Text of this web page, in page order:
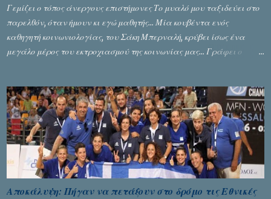
Γεμίζει ο τόπος άνεργους επιστήμονες Το μυαλό μου ταξιδεύει στο
παρελθόν, όταν ήμουν κι εγώ μαθητής... Μία κουβέντα ενός
καθηγητή κοινωνιολογίας, του Σάκη Μπερναλή, κρύβει ίσως ένα
μεγάλο μέρος του εκτροχιασμού της κοινωνίας μας... Γράφει ο
Αποκάλυψη: Πήγαν να πετάξουν στο δρόμο τις Εθνικές